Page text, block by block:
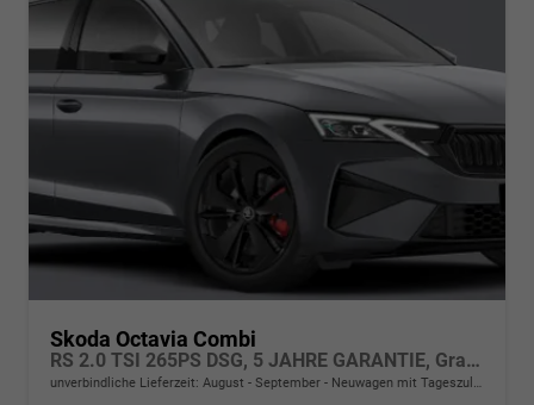
Skoda Octavia Combi
RS 2.0 TSI 265PS DSG, 5 JAHRE GARANTIE, Graphite-Grau, ANHÄNGERKUPPLUNG, 18"Alu, MATRIX-LED, NAVI, Elektr. Heckklappe, ACC, Kessy, Alarm, Climatronic, ParkAssist, PDC, Kamera, Sitzheizung, Privacy-Glas, Netztrennwand, Virtual Cockpit 10"
unverbindliche Lieferzeit: August - September Neuwagen mit Tageszulassung